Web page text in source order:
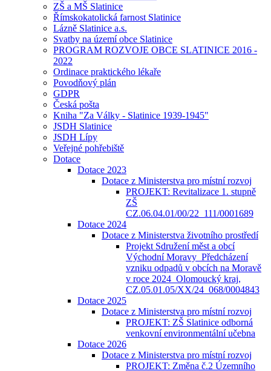
ZŠ a MŠ Slatinice
Římskokatolická farnost Slatinice
Lázně Slatinice a.s.
Svatby na území obce Slatinice
PROGRAM ROZVOJE OBCE SLATINICE 2016 -
2022
Ordinace praktického lékaře
Povodňový plán
GDPR
Česká pošta
Kniha "Za Války - Slatinice 1939-1945"
JSDH Slatinice
JSDH Lípy
Veřejné pohřebiště
Dotace
Dotace 2023
Dotace z Ministerstva pro místní rozvoj
PROJEKT: Revitalizace 1. stupně
ZŠ
CZ.06.04.01/00/22_111/0001689
Dotace 2024
Dotace z Ministerstva životního prostředí
Projekt Sdružení měst a obcí
Východní Moravy_Předcházení
vzniku odpadů v obcích na Moravě
v roce 2024_Olomoucký kraj,
CZ.05.01.05/XX/24_068/0004843
Dotace 2025
Dotace z Ministerstva pro místní rozvoj
PROJEKT: ZŠ Slatinice odborná
venkovní environmentální učebna
Dotace 2026
Dotace z Ministerstva pro místní rozvoj
PROJEKT: Změna č.2 Územního